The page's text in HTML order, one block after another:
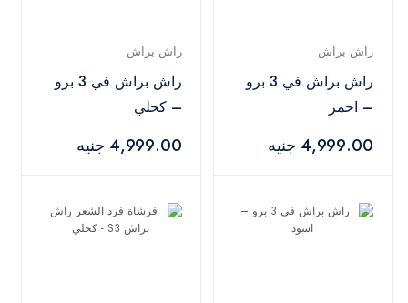
راش براش
راش براش في 3 برو
– احمر
4,999.00 جنيه
راش براش
راش براش في 3 برو
– كحلي
4,999.00 جنيه